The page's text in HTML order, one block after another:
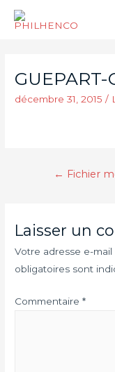
GUEPART-
décembre 31, 2015 /
← Fichier
Laisser un
Votre adresse e-mail
obligatoires sont
Commentaire*